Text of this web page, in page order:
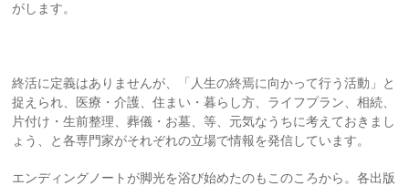
がします。
終活に定義はありませんが、「人生の終焉に向かって行う活動」と
捉えられ、医療・介護、住まい・暮らし方、ライフプラン、相続、
片付け・生前整理、葬儀・お墓、等、元気なうちに考えておきまし
ょう、と各専門家がそれぞれの立場で情報を発信しています。
エンディングノートが脚光を浴び始めたのもこのころから。各出版